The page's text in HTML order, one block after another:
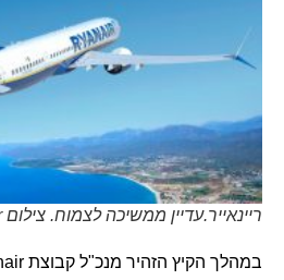
ריינאייר.עדיין ממשיכה לצמוח. צילום Ryanair
במהלך הקיץ הזהיר מנכ"ל קבוצת Ryanair,